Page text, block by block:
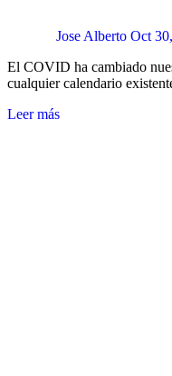
Jose Alberto Oct
El COVID ha cambiado
cualquier calendario
Leer más